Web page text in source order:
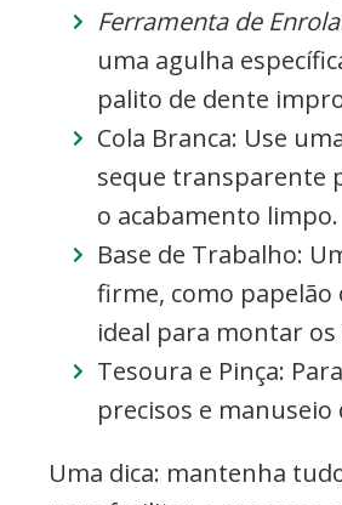
Ferramenta de
uma agulha
palito de dente
Cola Branca: Use
seque transparente
o acabamento limpo.
Base de Trabalho:
firme, como papelão
ideal para montar os
Tesoura e Pinça:
precisos e manuseio
Uma dica: mantenha